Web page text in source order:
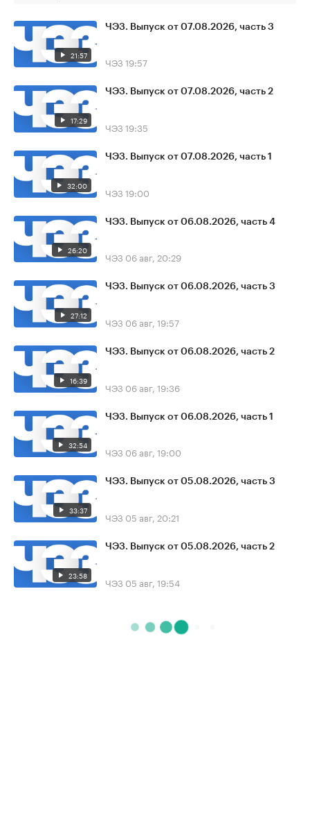
21:57
ЧЭЗ. Выпуск от 07.08.2026, часть 3
ЧЭЗ 19:57
17:29
ЧЭЗ. Выпуск от 07.08.2026, часть 2
ЧЭЗ 19:35
32:00
ЧЭЗ. Выпуск от 07.08.2026, часть 1
ЧЭЗ 19:00
26:20
ЧЭЗ. Выпуск от 06.08.2026, часть 4
ЧЭЗ 06 авг, 20:29
27:12
ЧЭЗ. Выпуск от 06.08.2026, часть 3
ЧЭЗ 06 авг, 19:57
16:39
ЧЭЗ. Выпуск от 06.08.2026, часть 2
ЧЭЗ 06 авг, 19:36
32:54
ЧЭЗ. Выпуск от 06.08.2026, часть 1
ЧЭЗ 06 авг, 19:00
33:37
ЧЭЗ. Выпуск от 05.08.2026, часть 3
ЧЭЗ 05 авг, 20:21
23:58
ЧЭЗ. Выпуск от 05.08.2026, часть 2
ЧЭЗ 05 авг, 19:54